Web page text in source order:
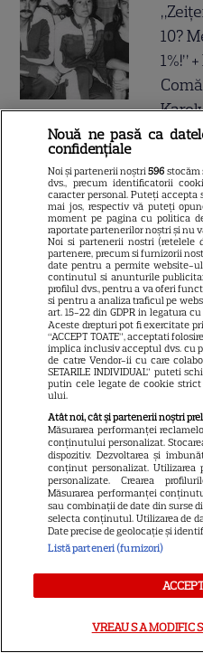
10?
1%!”
adio
după
să se
și
ani
din
Nouă ne pasă ca
confidențiale
Noi și partenerii noștri596 stocăm
dvs., precum identificatorii
caracter personal. Puteți accepta
mai jos, respectiv vă puteți
moment pe pagina cu politica
raportate partenerilor noștri și nu
Noi si partenerii nostri (retelele
partenere, precum si furnizorii
date pentru a permite website-
continutul si anunturile
profilul dvs., pentru a va oferi
si pentru a analiza traficul pe
art. 15-22 din GDPR in legatura
Aceste drepturi pot fi exercitate
“ACCEPT TOATE”, acceptati
implica inclusiv acceptul dvs. cu
de catre Vendor-ii cu care
SETARILE INDIVIDUAL” puteti
putin cele legate de cookie
ului.
Atât noi, cât și partenerii noștri
Măsurarea performanței
conținutului personalizat.
dispozitiv. Dezvoltarea și
conținut personalizat.
personalizate. Crearea
Măsurarea performanței
sau combinații de date din surse
selecta conținutul. Utilizarea de
Date precise de geolocație și
Listă parteneri (furnizori)
VREAU SA MODIFIC